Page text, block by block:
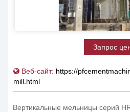
Запрос
Веб-сайт: https://
mill.html
Вертикальные мельницы серий